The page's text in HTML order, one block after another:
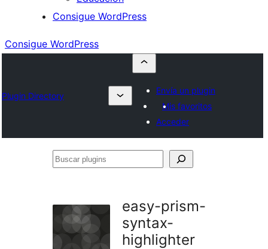
Consigue WordPress
Consigue WordPress
Plugin Directory
Envía un plugin
Mis favoritos
Acceder
Buscar
easy-prism-
syntax-
highlighter